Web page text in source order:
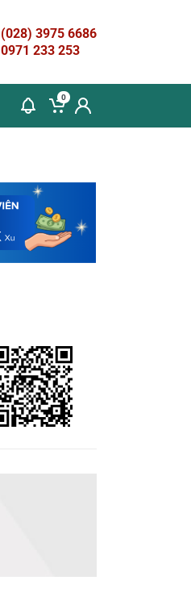
(028) 3975 6686
0971 233 253
0